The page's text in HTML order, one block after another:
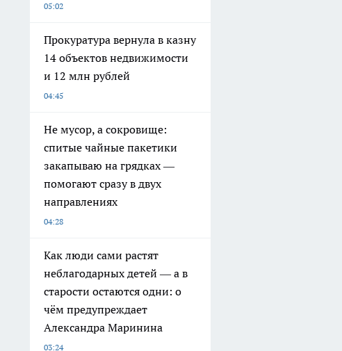
05:02
Прокуратура вернула в казну
14 объектов недвижимости
и 12 млн рублей
04:45
Не мусор, а сокровище:
спитые чайные пакетики
закапываю на грядках —
помогают сразу в двух
направлениях
04:28
Как люди сами растят
неблагодарных детей — а в
старости остаются одни: о
чём предупреждает
Александра Маринина
03:24